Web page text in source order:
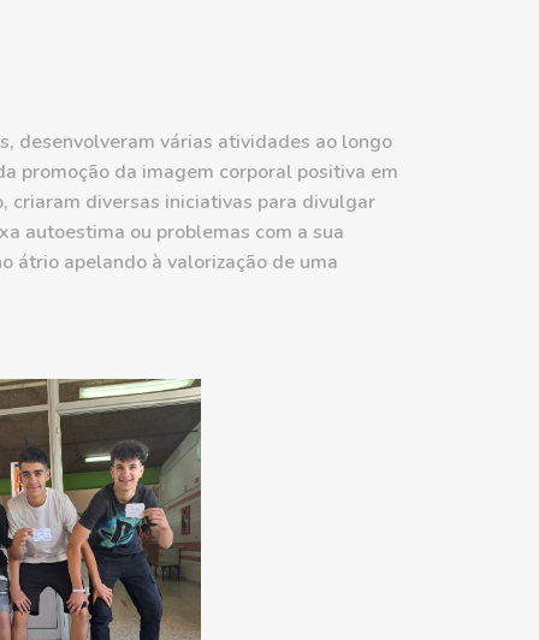
desenvolveram várias atividades ao longo
promoção da imagem corporal positiva em
criaram diversas iniciativas para divulgar
autoestima ou problemas com a sua
átrio apelando à valorização de uma